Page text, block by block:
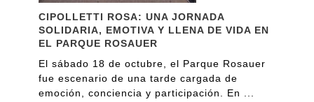
CIPOLLETTI ROSA: UNA JORNADA
SOLIDARIA, EMOTIVA Y LLENA DE VIDA EN
EL PARQUE ROSAUER
El sábado 18 de octubre, el Parque Rosauer
fue escenario de una tarde cargada de
emoción, conciencia y participación. En ...